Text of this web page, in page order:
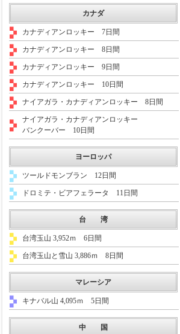
カナダ
カナディアンロッキー 7日間
カナディアンロッキー 8日間
カナディアンロッキー 9日間
カナディアンロッキー 10日間
ナイアガラ・カナディアンロッキー 8日間
ナイアガラ・カナディアンロッキー
バンクーバー 10日間
ヨーロッパ
ツールドモンブラン 12日間
ドロミテ・ビアフェラータ 11日間
台 湾
台湾玉山 3,952ｍ 6日間
台湾玉山と雪山 3,886ｍ 8日間
マレーシア
キナバル山 4,095ｍ 5日間
中 国